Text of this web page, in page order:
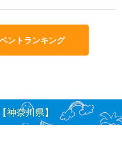
ントランキング
神奈川県】